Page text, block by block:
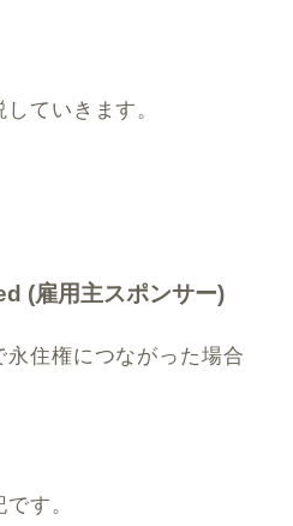
ていきます。
(雇用主スポンサー)
住権につながった場合
す。